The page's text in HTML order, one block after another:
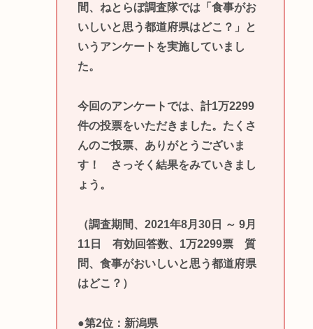
間、ねとらぼ調査隊では「食事がお
いしいと思う都道府県はどこ？」と
いうアンケートを実施していまし
た。
今回のアンケートでは、計1万2299
件の投票をいただきました。たくさ
んのご投票、ありがとうございま
す！ さっそく結果をみていきまし
ょう。
（調査期間、2021年8月30日 ～ 9月
11日 有効回答数、1万2299票 質
問、食事がおいしいと思う都道府県
はどこ？）
●第2位：新潟県